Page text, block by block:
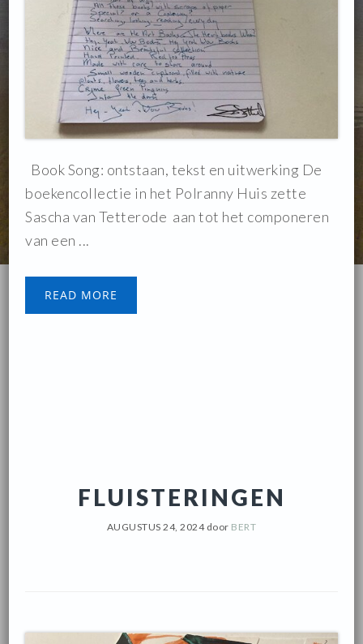
Book Song: ontstaan, tekst en uitwerking De
boekencollectie in het Polranny Huis zette
Sascha van Tetterode aan tot het componeren
van een ...
READ MORE
FLUISTERINGEN
AUGUSTUS 24, 2024door BERT